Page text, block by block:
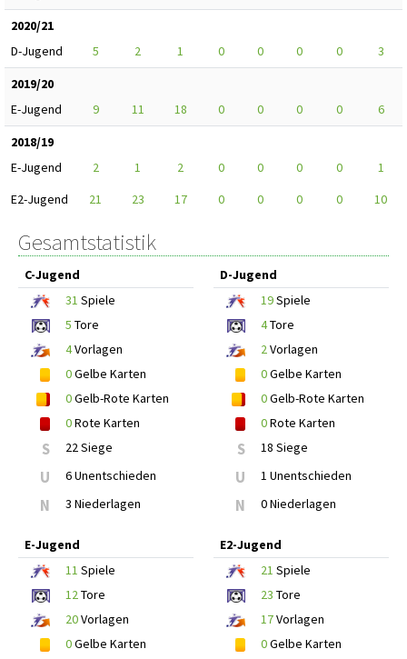
2020/21
D-Jugend
5 2 1 0 0 0 0
3
2019/20
E-Jugend
9 11 18 0 0 0 0
6
2018/19
E-Jugend
2 1 2 0 0 0 0
1
E2-Jugend
21 23 17 0 0 0 0 10
Gesamtstatistik
C-Jugend
31 Spiele
5 Tore
4Vorlagen
0Gelbe Karten
0Gelb-Rote Karten
0Rote Karten
S 22 Siege
U 6 Unentschieden
N 3 Niederlagen
D-Jugend
19Spiele
4Tore
2Vorlagen
0Gelbe Karten
0Gelb-Rote Karten
0Rote Karten
S 18 Siege
U 1 Unentschieden
N 0 Niederlagen
E-Jugend
11 Spiele
12Tore
20Vorlagen
0Gelbe Karten
E2-Jugend
21 Spiele
23 Tore
17Vorlagen
0Gelbe Karten